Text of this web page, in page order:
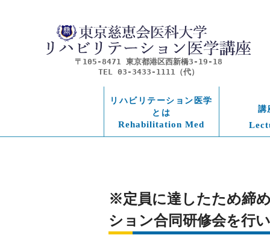
〒105-8471 東京都港区西新橋3-19-18
TEL 03-3433-1111（代）
リハビリテーション医学
とは
Rehabilitation Med
講
※定員に達したため締
ション合同研修会を行